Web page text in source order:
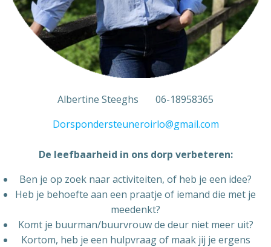
Albertine Steeghs 06-18958365
Dorspondersteuneroirlo@gmail.com
De leefbaarheid in ons dorp verbeteren:
Ben je op zoek naar activiteiten, of heb je een idee?
Heb je behoefte aan een praatje of iemand die met je
meedenkt?
Komt je buurman/buurvrouw de deur niet meer uit?
Kortom, heb je een hulpvraag of maak jij je ergens